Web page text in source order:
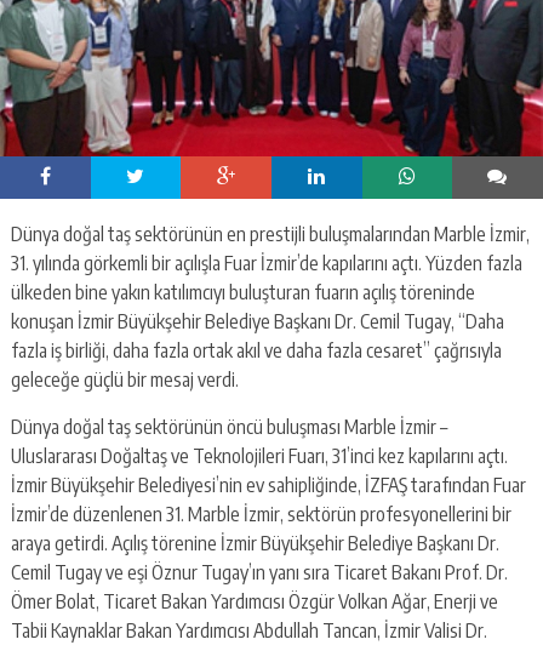
Dünya doğal taş sektörünün en prestijli buluşmalarından Marble İzmir,
31. yılında görkemli bir açılışla Fuar İzmir’de kapılarını açtı. Yüzden fazla
ülkeden bine yakın katılımcıyı buluşturan fuarın açılış töreninde
konuşan İzmir Büyükşehir Belediye Başkanı Dr. Cemil Tugay, “Daha
fazla iş birliği, daha fazla ortak akıl ve daha fazla cesaret” çağrısıyla
geleceğe güçlü bir mesaj verdi.
Dünya doğal taş sektörünün öncü buluşması Marble İzmir –
Uluslararası Doğaltaş ve Teknolojileri Fuarı, 31’inci kez kapılarını açtı.
İzmir Büyükşehir Belediyesi’nin ev sahipliğinde, İZFAŞ tarafından Fuar
İzmir’de düzenlenen 31. Marble İzmir, sektörün profesyonellerini bir
araya getirdi. Açılış törenine İzmir Büyükşehir Belediye Başkanı Dr.
Cemil Tugay ve eşi Öznur Tugay’ın yanı sıra Ticaret Bakanı Prof. Dr.
Ömer Bolat, Ticaret Bakan Yardımcısı Özgür Volkan Ağar, Enerji ve
Tabii Kaynaklar Bakan Yardımcısı Abdullah Tancan, İzmir Valisi Dr.